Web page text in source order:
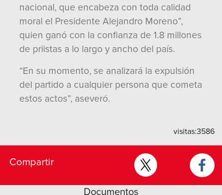
nacional, que encabeza con toda calidad
moral el Presidente Alejandro Moreno”,
quien ganó con la confianza de 1.8 millones
de priistas a lo largo y ancho del país.
“En su momento, se analizará la expulsión
del partido a cualquier persona que cometa
estos actos”, aseveró.
visitas:3586
Compartir
Documentos